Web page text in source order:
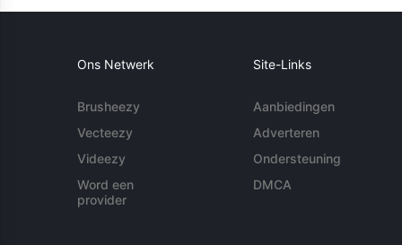
Ons Netwerk
Brusheezy
Vecteezy
Videezy
Word een
provider
Site-Links
Aanbiedingen
Adverteren
Ondersteuning
DMCA